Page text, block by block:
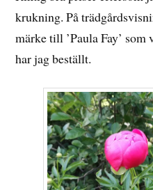
krukning. På
märke till ’Paula Fay’
har jag beställt.